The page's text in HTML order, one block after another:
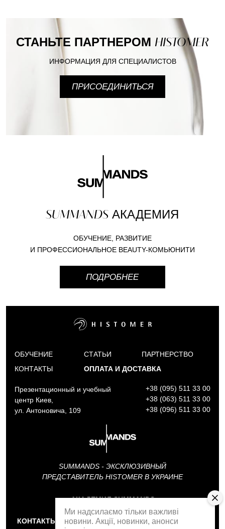
СТАНЬТЕ ПАРТНЕРОМ HISTOMER
ИНФОРМАЦИЯ ДЛЯ СПЕЦИАЛИСТОВ
ПРИСОЕДИНИТЬСЯ
SUMMANDS АКАДЕМИЯ
ОБУЧЕНИЕ, РАЗВИТИЕ
И ПРОФЕССИОНАЛЬНОЕ BEAUTY-КОМЬЮНИТИ
ПОДРОБНЕЕ
ОБУЧЕНИЕ
КОНТАКТЫ
СТАТЬИ
ПАРТНЕРСТВО
ОПЛАТА И ДОСТАВКА
Презентационный и учебный
центр Киев,
ул. Антоновича, 109
+38 (095) 511 33 00
+38 (063) 511 33 00
+38 (096) 511 33 00
SUMMANDS - ЭКСКЛЮЗИВНЫЙ
ПРЕДСТАВИТЕЛЬ HISTOMER В УКРАИНЕ
АКАДЕМИЯ SUMMANDS
КОНТАКТЫ ОБРАТНЫЙ ЗВОНОК
Ми надсилаємо тільки важливі
новини. Акції, новинки, анонси